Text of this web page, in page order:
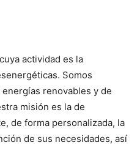
actividad es la
Somos
renovables y de
misión es la de
de forma personalizada, la
de sus necesidades, así